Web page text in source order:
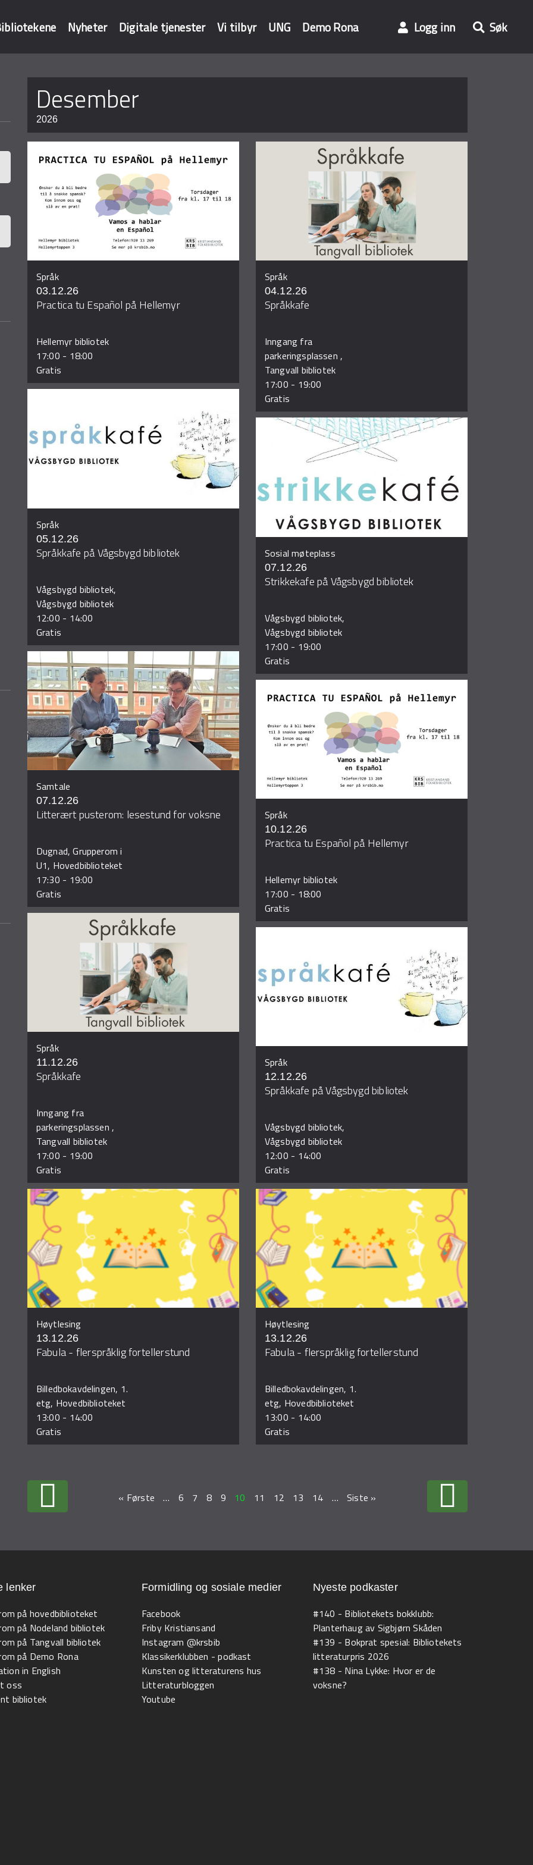
Nyheter Digitale tjenester Vi tilbyr UNG Demo Rona Logg inn Søk
desember
2026
Språk
03.12.26
Practica tu Español på Hellemyr
Hellemyr bibliotek
17:00 - 18:00
Gratis
Språk
04.12.26
Språkkafe
Inngang fra
parkeringsplassen ,
Tangvall bibliotek
17:00 - 19:00
Gratis
Språk
05.12.26
Språkkafe på Vågsbygd bibliotek
Vågsbygd bibliotek,
Vågsbygd bibliotek
12:00 - 14:00
Gratis
Sosial møteplass
07.12.26
Strikkekafe på Vågsbygd bibliotek
Vågsbygd bibliotek,
Vågsbygd bibliotek
17:00 - 19:00
Gratis
Samtale
07.12.26
Litterært pusterom: lesestund for voksne
Dugnad, Grupperom i
U1, Hovedbiblioteket
17:30 - 19:00
Gratis
Språk
10.12.26
Practica tu Español på Hellemyr
Hellemyr bibliotek
17:00 - 18:00
Gratis
Språk
11.12.26
Språkkafe
Inngang fra
parkeringsplassen ,
Tangvall bibliotek
17:00 - 19:00
Gratis
Språk
12.12.26
Språkkafe på Vågsbygd bibliotek
Vågsbygd bibliotek,
Vågsbygd bibliotek
12:00 - 14:00
Gratis
Høytlesing
13.12.26
Fabula - flerspråklig fortellerstund
Billedbokavdelingen, 1.
etg, Hovedbiblioteket
13:00 - 14:00
Gratis
Høytlesing
13.12.26
Fabula - flerspråklig fortellerstund
Billedbokavdelingen, 1.
etg, Hovedbiblioteket
13:00 - 14:00
Gratis
Sider
« Første … 6 7 8 9 10 11 12 13 14 … Siste »
lenker
på hovedbiblioteket
på Nodeland bibliotek
på Tangvall bibliotek
på Demo Rona
in English
oss
bibliotek
Formidling og sosiale medier
Facebook
Friby Kristiansand
Instagram @krsbib
Klassikerklubben - podkast
Kunsten og litteraturens hus
Litteraturbloggen
Youtube
Nyeste podkaster
#140 - Bibliotekets bokklubb:
Planterhaug av Sigbjørn Skåden
#139 - Bokprat spesial: Bibliotekets
litteraturpris 2026
#138 - Nina Lykke: Hvor er de
voksne?